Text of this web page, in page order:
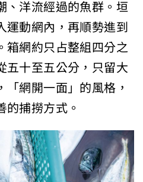
洋流經過的魚群。垣
動網內，再順勢進到
網約只占整組四分之
十至五公分，只留大
網開一面」的風格，
捕撈方式。